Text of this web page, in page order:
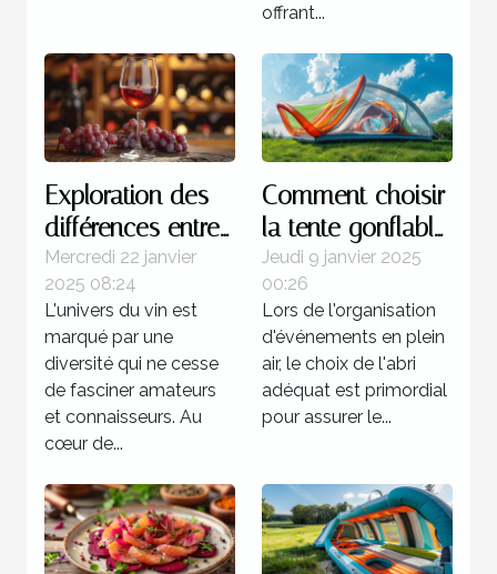
offrant...
Exploration des
différences entre
les vins de la rive
gauche et de la
rive droite
Mercredi 22 janvier
2025 08:24
L'univers du vin est
marqué par une
diversité qui ne cesse
de fasciner amateurs
et connaisseurs. Au
cœur de...
Comment choisir
la tente gonflable
idéale pour vos
événements
Jeudi 9 janvier 2025
00:26
Lors de l'organisation
d'événements en plein
air, le choix de l'abri
adéquat est primordial
pour assurer le...